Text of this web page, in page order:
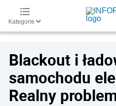
Kategorie
Blackout i
samochodu
Realny